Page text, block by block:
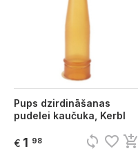
Pups dzirdināšanas
pudelei kaučuka, Kerbl
€ 1 98 sync favorite_border add_shopping_cart